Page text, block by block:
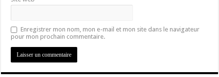
Enregistrer mon nom, mon e-mail et mon site dans le navigateur
pour mon prochain commentaire.